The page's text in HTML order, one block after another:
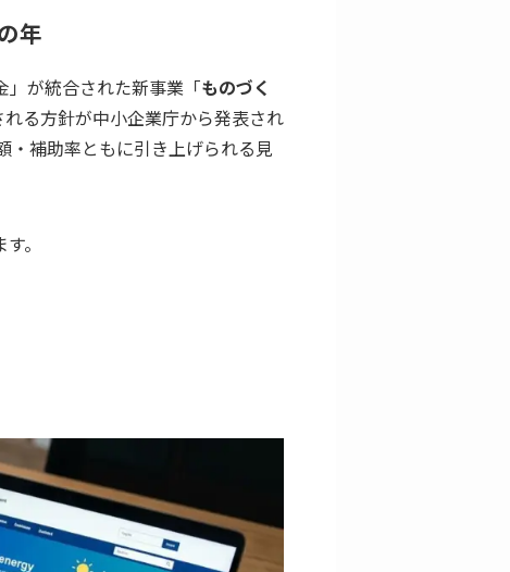
年
」が統合された新事業「ものづく
れる方針が中小企業庁から発表され
・補助率ともに引き上げられる見
。